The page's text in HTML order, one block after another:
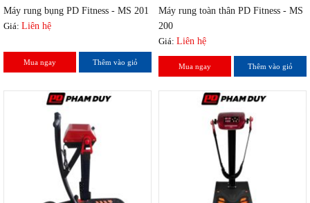
Máy rung bụng PD Fitness - MS 201
Giá: Liên hệ
Mua ngay Thêm vào giỏ
Máy rung toàn thân PD Fitness - MS
200
Giá: Liên hệ
Mua ngay Thêm vào giỏ